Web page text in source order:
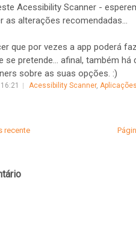
Acessibility Scanner -
as alterações recomendadas...
que por vezes a app poderá
se pretende... afinal, também há
sobre as suas opções. :)
16:21 Acessibility Scanner, Aplicações
recente